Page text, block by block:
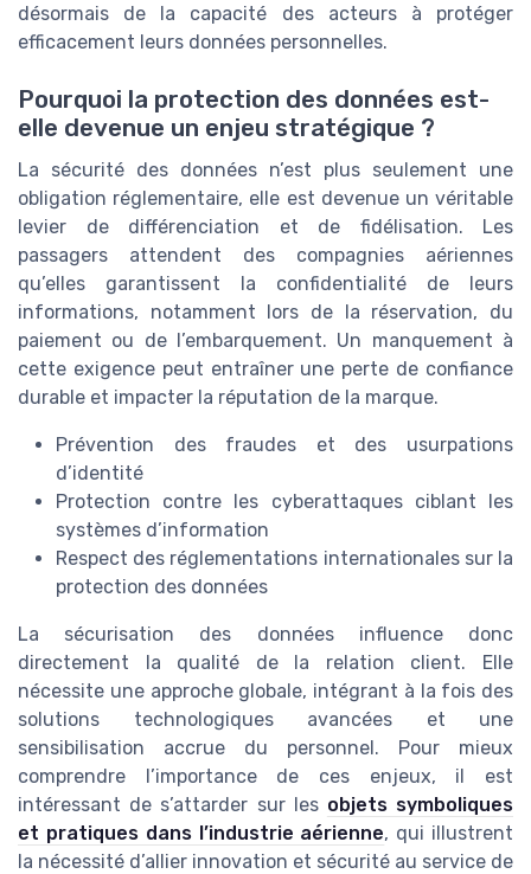
désormais de la capacité des acteurs à protéger
efficacement leurs données personnelles.
Pourquoi la protection des données est-
elle devenue un enjeu stratégique ?
La sécurité des données n’est plus seulement une
obligation réglementaire, elle est devenue un véritable
levier de différenciation et de fidélisation. Les
passagers attendent des compagnies aériennes
qu’elles garantissent la confidentialité de leurs
informations, notamment lors de la réservation, du
paiement ou de l’embarquement. Un manquement à
cette exigence peut entraîner une perte de confiance
durable et impacter la réputation de la marque.
Prévention des fraudes et des usurpations
d’identité
Protection contre les cyberattaques ciblant les
systèmes d’information
Respect des réglementations internationales sur la
protection des données
La sécurisation des données influence donc
directement la qualité de la relation client. Elle
nécessite une approche globale, intégrant à la fois des
solutions technologiques avancées et une
sensibilisation accrue du personnel. Pour mieux
comprendre l’importance de ces enjeux, il est
intéressant de s’attarder sur les objets symboliques
et pratiques dans l’industrie aérienne, qui illustrent
la nécessité d’allier innovation et sécurité au service de